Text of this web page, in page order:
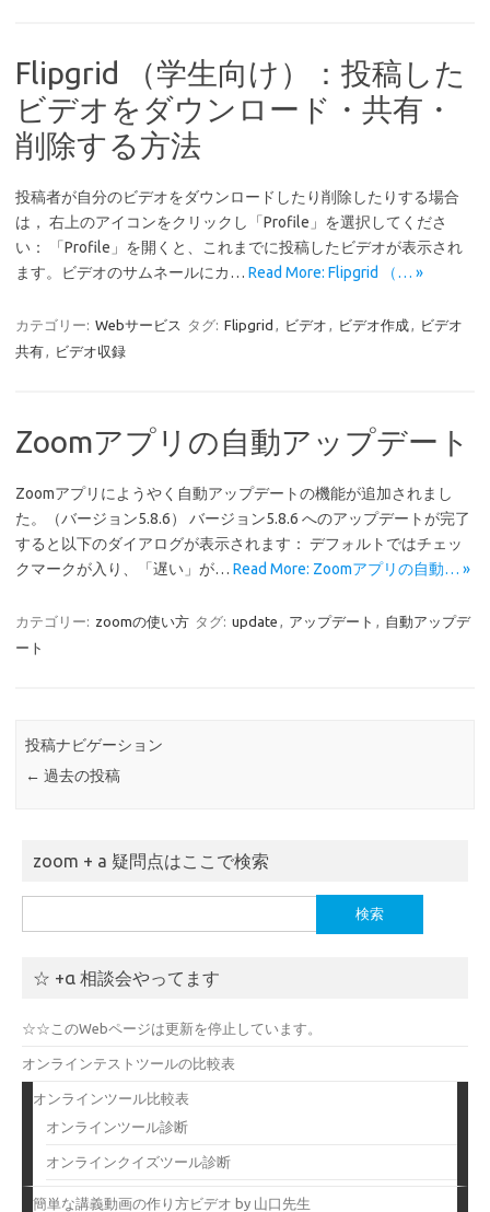
Flipgrid （学生向け）：投稿した
ビデオをダウンロード・共有・
削除する方法
投稿者が自分のビデオをダウンロードしたり削除したりする場合
は， 右上のアイコンをクリックし「Profile」を選択してくださ
い： 「Profile」を開くと、これまでに投稿したビデオが表示され
ます。ビデオのサムネールにカ… Read More: Flipgrid （… »
カテゴリー: Webサービス タグ: Flipgrid , ビデオ , ビデオ作成, ビデオ
共有, ビデオ収録
Zoomアプリの自動アップデート
Zoomアプリにようやく自動アップデートの機能が追加されまし
た。（バージョン5.8.6） バージョン5.8.6 へのアップデートが完了
すると以下のダイアログが表示されます： デフォルトではチェッ
クマークが入り、「遅い」が… Read More: Zoomアプリの自動… »
カテゴリー: zoomの使い方 タグ: update , アップデート , 自動アップデ
ート
投稿ナビゲーション
← 過去の投稿
zoom + a 疑問点はここで検索
索:
☆ +α 相談会やってます
☆☆このWebページは更新を停止しています。
オンラインテストツールの比較表
オンラインツール比較表
オンラインツール診断
オンラインクイズツール診断
簡単な講義動画の作り方ビデオ by 山口先生